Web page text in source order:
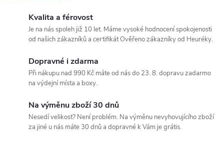
Kvalita a férovost
Je na nás spoleh již 10 let. Máme vysoké hodnocení spokojenosti
od našich zákazníků a certifikát Ověřeno zákazníky od Heuréky.
Dopravné i zdarma
Při nákupu nad 990 Kč máte od nás do 23. 8. dopravu zadarmo
na výdejní místa a boxy.
Na výměnu zboží 30 dnů
Nesedí velikost? Není problém. Na výměnu nevyhovujícího zboží
za jiné u nás máte 30 dnů a dopravné k Vám je grátis.